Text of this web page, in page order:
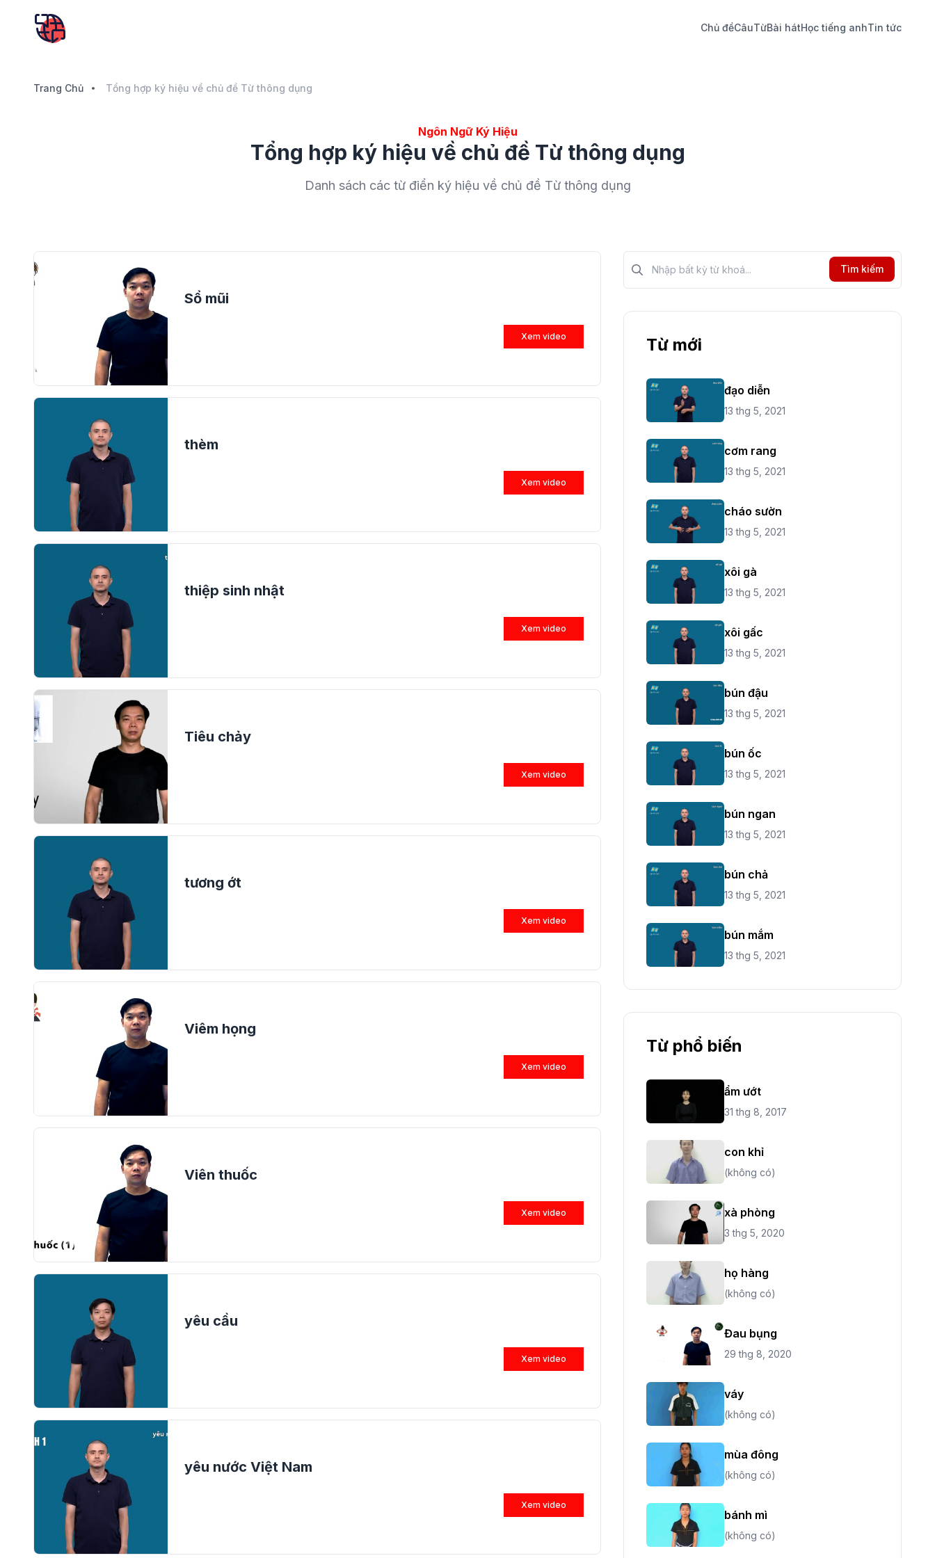
Chủ đềCâuTừBài hátHọc tiếng anhTin tức
Trang Chủ Tổng hợp ký hiệu về chủ đề Từ thông dụng
Ngôn Ngữ Ký Hiệu
Tổng hợp ký hiệu về chủ đề Từ thông dụng
Danh sách các từ điển ký hiệu về chủ đề Từ thông dụng
Sổ mũi
Xem video
thèm
Xem video
thiệp sinh nhật
Xem video
Tiêu chảy
Xem video
tương ớt
Xem video
Viêm họng
Xem video
Viên thuốc
Xem video
yêu cầu
Xem video
yêu nước Việt Nam
Xem video
Tìm kiếm?>
Tìm kiếm
Từ mới
đạo diễn
13 thg 5, 2021
cơm rang
13 thg 5, 2021
cháo sườn
13 thg 5, 2021
xôi gà
13 thg 5, 2021
xôi gấc
13 thg 5, 2021
bún đậu
13 thg 5, 2021
bún ốc
13 thg 5, 2021
bún ngan
13 thg 5, 2021
bún chả
13 thg 5, 2021
bún mắm
13 thg 5, 2021
Từ phổ biến
ẩm ướt
31 thg 8, 2017
con khỉ
(không có)
xà phòng
3 thg 5, 2020
họ hàng
(không có)
Đau bụng
29 thg 8, 2020
váy
(không có)
mùa đông
(không có)
bánh mì
(không có)